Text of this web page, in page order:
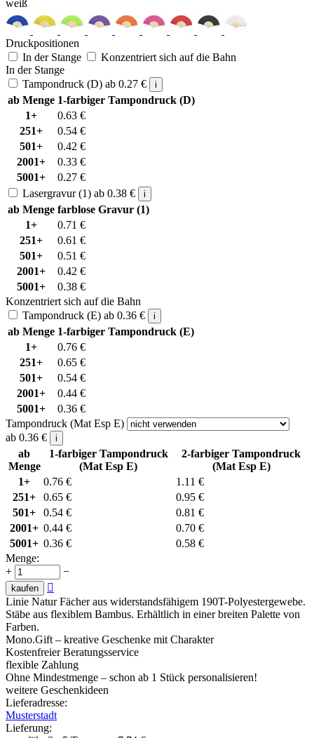
weiß
Druckpositionen
In der Stange
Konzentriert sich auf die Bahn
In der Stange
Tampondruck (D) ab 0.27 € i
ab Menge 1-farbiger Tampondruck (D)
1+
0.63 €
251+
0.54 €
501+
0.42 €
2001+
0.33 €
5001+
0.27 €
Lasergravur (1) ab 0.38 € i
ab Menge farblose Gravur (1)
1+
0.71 €
251+
0.61 €
501+
0.51 €
2001+
0.42 €
5001+
0.38 €
Konzentriert sich auf die Bahn
Tampondruck (E) ab 0.36 € i
ab Menge 1-farbiger Tampondruck (E)
1+
0.76 €
251+
0.65 €
501+
0.54 €
2001+
0.44 €
5001+
0.36 €
Tampondruck (Mat Esp E)
ab 0.36 € i
ab
Menge
1-farbiger Tampondruck
(Mat Esp E)
2-farbiger Tampondruck
(Mat Esp E)
1+
0.76 € 1.11 €
251+
0.65 € 0.95 €
501+
0.54 € 0.81 €
2001+ 0.44 € 0.70 €
5001+ 0.36 € 0.58 €
Menge:
+
−
kaufen

Linie Natur Fächer aus widerstandsfähigem 190T-Polyestergewebe.
Stäbe aus flexiblem Bambus. Erhältlich in einer breiten Palette von
Farben.
Mono.Gift – kreative Geschenke mit Charakter
Kostenfreier Beratungsservice
flexible Zahlung
Ohne Mindestmenge – schon ab 1 Stück personalisieren!
weitere Geschenkideen
Lieferadresse:
Musterstadt
Lieferung: